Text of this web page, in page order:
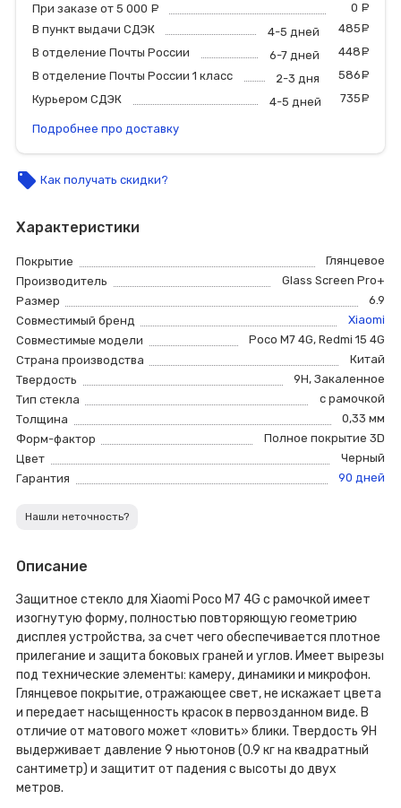
При заказе от 5 000 0
В пункт выдачи СДЭК
4-5 дней 485
В отделение Почты России
6-7 дней 448
В отделение Почты России 1 класс
2-3 дня 586
Курьером СДЭК
4-5 дней 735
Подробнее про доставку
local_offer Как получать скидки?
Характеристики
Покрытие
Глянцевое
Производитель
Glass Screen Pro+
Размер
6.9
Совместимый бренд
Xiaomi
Совместимые модели
Poco M7 4G, Redmi 15 4G
Страна производства
Китай
Твердость
9H, Закаленное
Тип стекла
с рамочкой
Толщина
0,33 мм
Форм-фактор
Полное покрытие 3D
Цвет
Черный
Гарантия
90 дней
Нашли неточность?
Описание
Защитное стекло для Xiaomi Poco M7 4G с рамочкой имеет
изогнутую форму, полностью повторяющую геометрию
дисплея устройства, за счет чего обеспечивается плотное
прилегание и защита боковых граней и углов. Имеет вырезы
под технические элементы: камеру, динамики и микрофон.
Глянцевое покрытие, отражающее свет, не искажает цвета
и передает насыщенность красок в первозданном виде. В
отличие от матового может «ловить» блики. Твердость 9H
выдерживает давление 9 ньютонов (0.9 кг на квадратный
сантиметр) и защитит от падения с высоты до двух
метров.